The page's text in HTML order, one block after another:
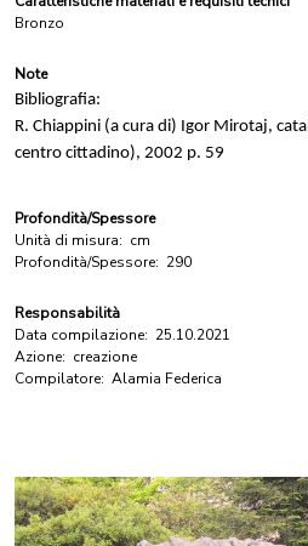
Bronzo
Note
Bibliografia:
R. Chiappini (a cura di) Igor Mirotaj,
centro cittadino), 2002 p. 59
Profondità/Spessore
Unità di misura: cm
Profondità/Spessore: 290
Responsabilità
Data compilazione: 25.10.2021
Azione: creazione
Compilatore: Alamia Federica